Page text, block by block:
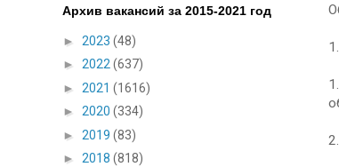
Архив вакансий за 2015-2021 год
► 2023 (48)
► 2022 (637)
► 2021 (1616)
► 2020 (334)
► 2019 (83)
► 2018 (818)